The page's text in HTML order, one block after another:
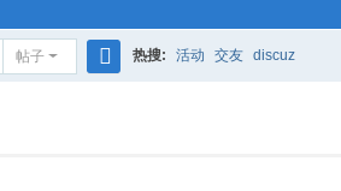
帖子 热搜: 活动 交友 discuz